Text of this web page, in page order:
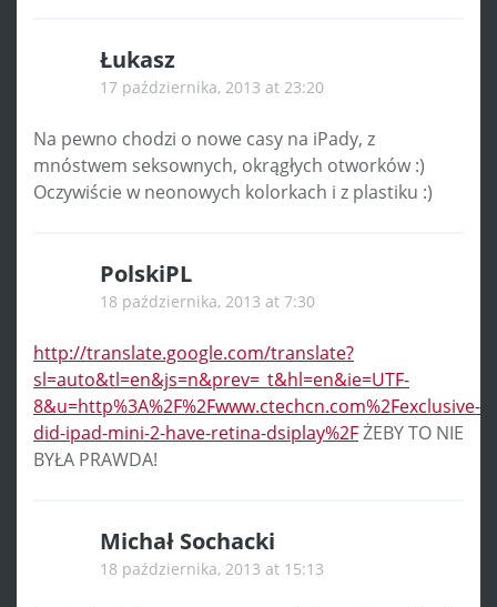
Łukasz
17 października, 2013 at 23:20
Na pewno chodzi o nowe casy na iPady, z
mnóstwem seksownych, okrągłych otworków :)
Oczywiście w neonowych kolorkach i z plastiku :)
PolskiPL
18 października, 2013 at 7:30
http://translate.google.com/translate?
sl=auto&tl=en&js=n&prev=_t&hl=en&ie=UTF-
8&u=http%3A%2F%2Fwww.ctechcn.com%2Fexclusive-
did-ipad-mini-2-have-retina-dsiplay%2FŻEBY TO NIE
BYŁA PRAWDA!
Michał Sochacki
18 października, 2013 at 15:13